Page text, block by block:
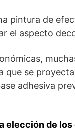
pintura de
el aspecto
que se
adhesiva
elección de